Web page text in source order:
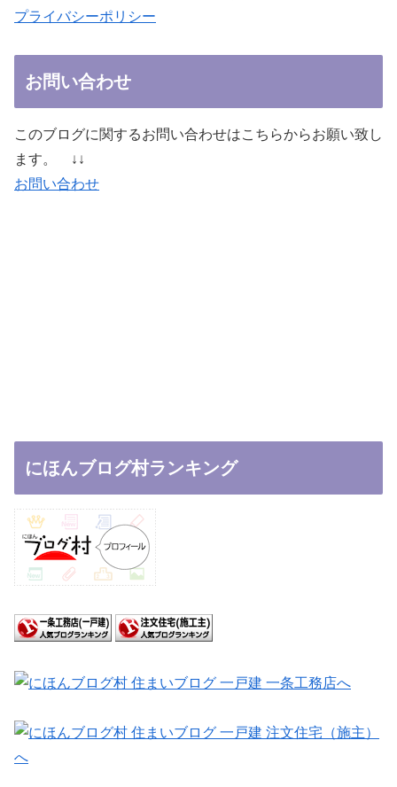
プライバシーポリシー
お問い合わせ
このブログに関するお問い合わせはこちらからお願い致し
ます。 ↓↓
お問い合わせ
にほんブログ村ランキング